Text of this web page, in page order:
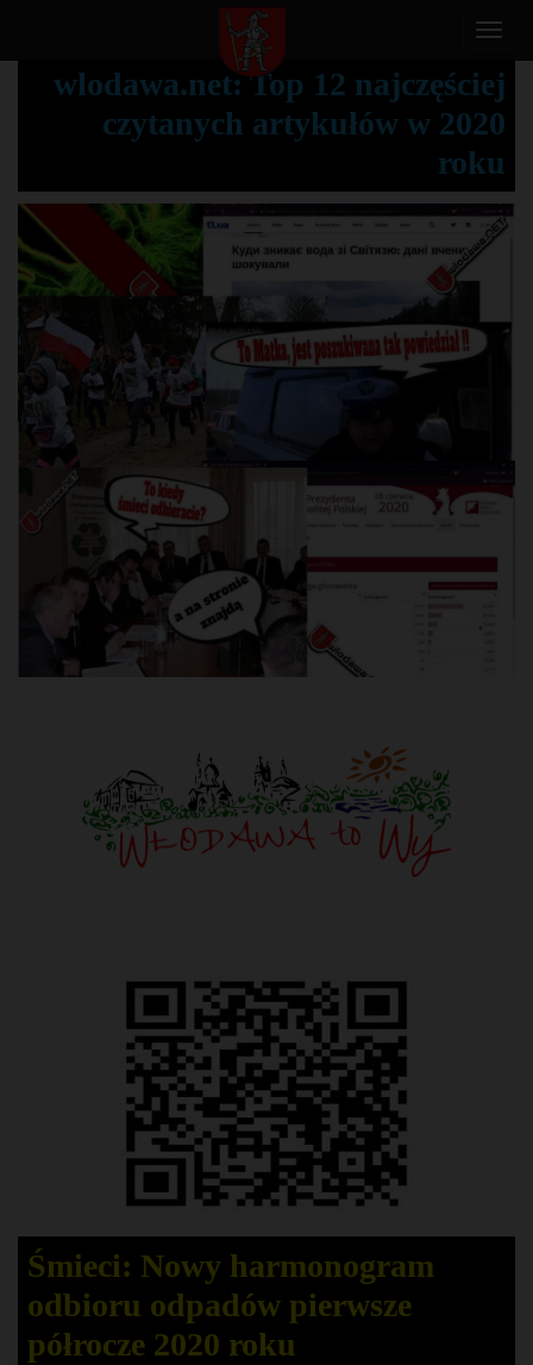
T
g
g
e
n
a
g
wlodawa.net: Top 12 najczęściej
czytanych artykułów w 2020
roku
Śmieci: Nowy harmonogram
odbioru odpadów pierwsze
półrocze 2020 roku